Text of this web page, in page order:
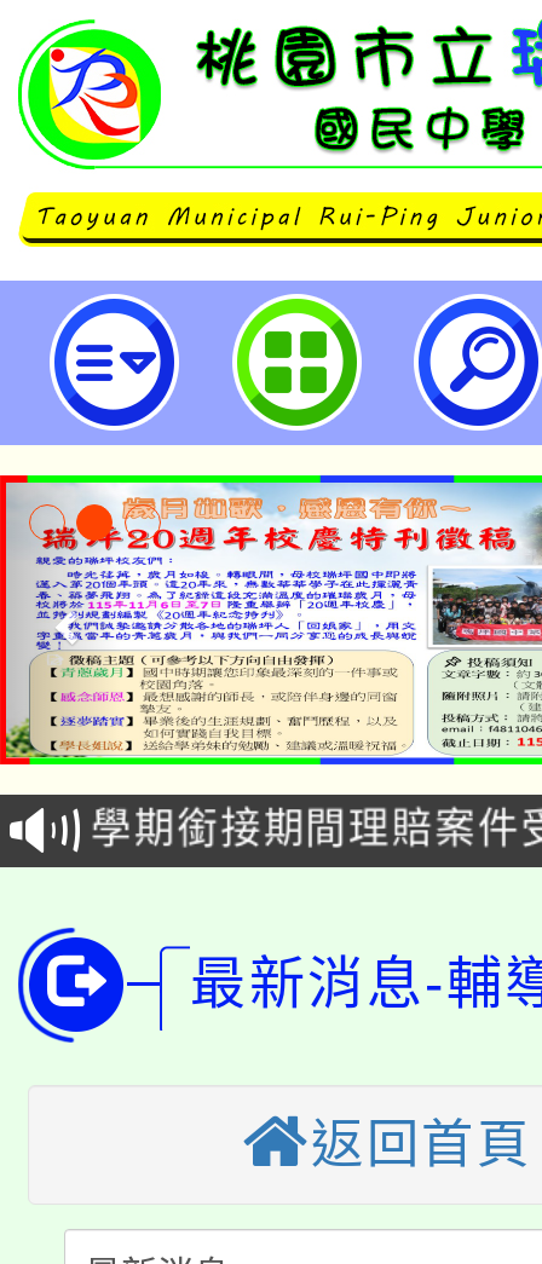
兒福聯盟2025年進行「臺灣青少
查」-桃園市立瑞坪國民中學
淨零綠生活教案入校路
會
115年食農教育專業人
程
學期銜接期間理賠案件
學籍身 分審查程序及
版
淨零綠領人才培育課程
公告本校115學年度第
代理(課)教師甄選結果(
「2026金融保險知識
生本土語及新住民語歌
公告本校115學年度第
代理(課)教師甄選結果
公告本校115學年度第
代理(課)教師甄選結果(
轉知中國文化大學推廣
最新消息-輔
返回首頁